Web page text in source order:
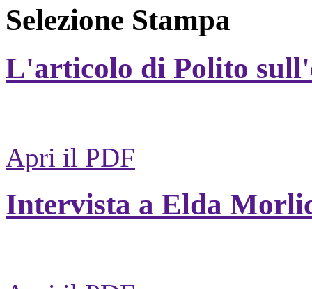
Selezione Stampa
L'articolo di Polito
Apri il PDF
Intervista a Elda